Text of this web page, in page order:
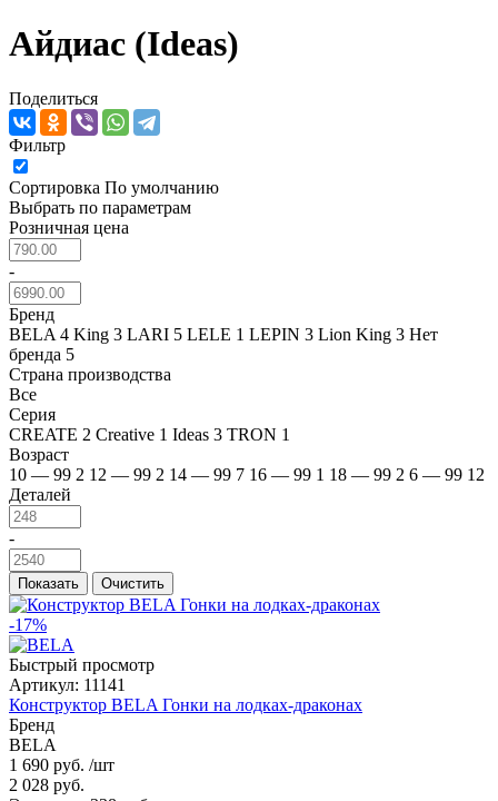
Айдиас (Ideas)
Поделиться
Фильтр
Сортировка По умолчанию
Выбрать по параметрам
Розничная цена
-
Бренд
BELA 4 King 3 LARI 5 LELE 1 LEPIN 3 Lion King 3 Нет
бренда 5
Страна производства
Все
Серия
CREATE 2 Creative 1 Ideas 3 TRON 1
Возраст
10 — 99 2 12 — 99 2 14 — 99 7 16 — 99 1 18 — 99 2 6 — 99 12
Деталей
-
Показать Очистить
-17%
Быстрый просмотр
Артикул: 11141
Конструктор BELA Гонки на лодках-драконах
Бренд
BELA
1 690 руб. /шт
2 028 руб.